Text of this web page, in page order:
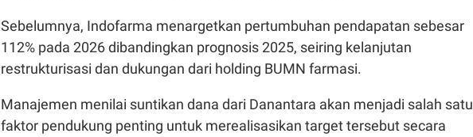
Sebelumnya, Indofarma menargetkan pertumbuhan pendapatan sebesar
112% pada 2026 dibandingkan prognosis 2025, seiring kelanjutan
restrukturisasi dan dukungan dari holding BUMN farmasi.
Manajemen menilai suntikan dana dari Danantara akan menjadi salah satu
faktor pendukung penting untuk merealisasikan target tersebut secara